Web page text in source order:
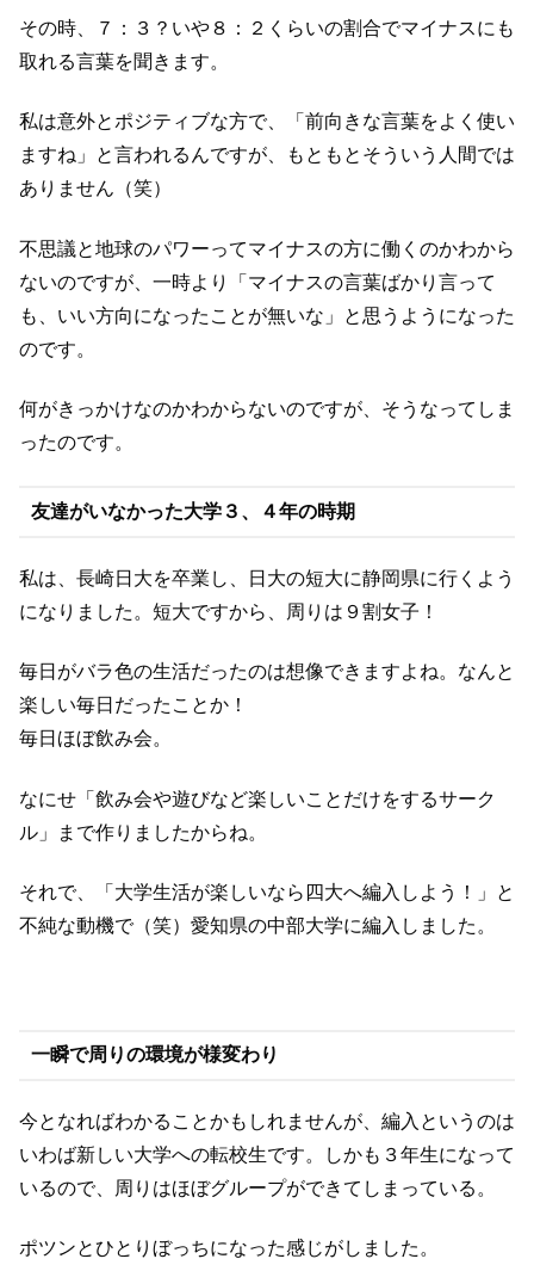
その時、７：３？いや８：２くらいの割合でマイナスにも
取れる言葉を聞きます。
私は意外とポジティブな方で、「前向きな言葉をよく使い
ますね」と言われるんですが、もともとそういう人間では
ありません（笑）
不思議と地球のパワーってマイナスの方に働くのかわから
ないのですが、一時より「マイナスの言葉ばかり言って
も、いい方向になったことが無いな」と思うようになった
のです。
何がきっかけなのかわからないのですが、そうなってしま
ったのです。
友達がいなかった大学３、４年の時期
私は、長崎日大を卒業し、日大の短大に静岡県に行くよう
になりました。短大ですから、周りは９割女子！
毎日がバラ色の生活だったのは想像できますよね。なんと
楽しい毎日だったことか！
毎日ほぼ飲み会。
なにせ「飲み会や遊びなど楽しいことだけをするサーク
ル」まで作りましたからね。
それで、「大学生活が楽しいなら四大へ編入しよう！」と
不純な動機で（笑）愛知県の中部大学に編入しました。
一瞬で周りの環境が様変わり
今となればわかることかもしれませんが、編入というのは
いわば新しい大学への転校生です。しかも３年生になって
いるので、周りはほぼグループができてしまっている。
ポツンとひとりぼっちになった感じがしました。